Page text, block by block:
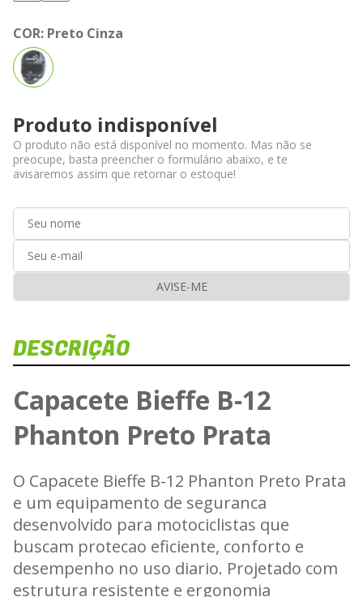
COR: Preto Cinza
Produto indisponível
O produto não está disponível no momento. Mas não se
preocupe, basta preencher o formulário abaixo, e te
avisaremos assim que retornar o estoque!
AVISE-ME
DESCRIÇÃO
Capacete Bieffe B-12
Phanton Preto Prata
O Capacete Bieffe B-12 Phanton Preto Prata
e um equipamento de seguranca
desenvolvido para motociclistas que
buscam protecao eficiente, conforto e
desempenho no uso diario. Projetado com
estrutura resistente e ergonomia